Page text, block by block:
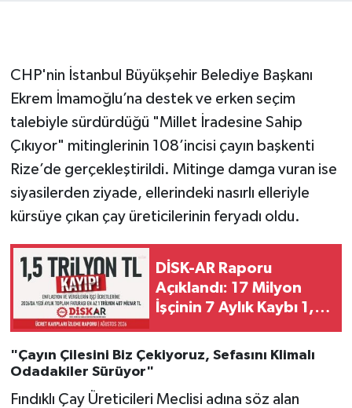
CHP'nin İstanbul Büyükşehir Belediye Başkanı
Ekrem İmamoğlu’na destek ve erken seçim
talebiyle sürdürdüğü "Millet İradesine Sahip
Çıkıyor" mitinglerinin 108’incisi çayın başkenti
Rize’de gerçekleştirildi. Mitinge damga vuran ise
siyasilerden ziyade, ellerindeki nasırlı elleriyle
kürsüye çıkan çay üreticilerinin feryadı oldu.
DİSK-AR Raporu
Açıklandı: 17 Milyon
İşçinin 7 Aylık Kaybı 1,5
"Çayın Çilesini Biz Çekiyoruz, Sefasını Klimalı
Odadakiler Sürüyor"
Fındıklı Çay Üreticileri Meclisi adına söz alan